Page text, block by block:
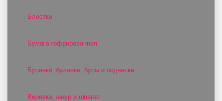
Блестки
Бумага гофрированная
Бусинки, булавки, бусы и подвески
Веревка, шнур и шпагат